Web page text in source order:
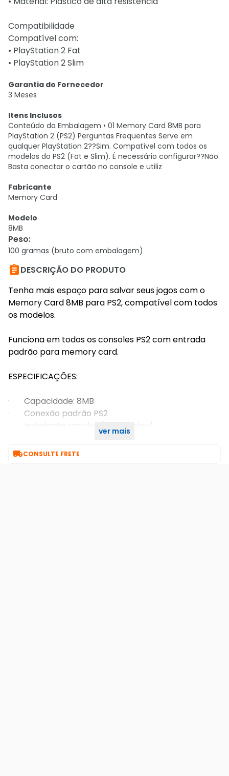
Compatibilidade
Compatível com:
• PlayStation 2 Fat
• PlayStation 2 Slim
Garantia do Fornecedor
3 Meses
Itens Inclusos
Conteúdo da Embalagem • 01 Memory Card 8MB para
PlayStation 2 (PS2) Perguntas Frequentes Serve em
qualquer PlayStation 2??Sim. Compatível com todos os
modelos do PS2 (Fat e Slim). É necessário configurar??Não.
Basta conectar o cartão no console e utiliz
Fabricante
Memory Card
Modelo
8MB
Peso:
100 gramas (bruto com embalagem)
DESCRIÇÃO DO PRODUTO
Tenha mais espaço para salvar seus jogos com o
Memory Card 8MB para PS2, compatível com todos
os modelos.
Funciona em todos os consoles PS2 com entrada
padrão para memory card.
ESPECIFICAÇÕES:
· Capacidade: 8MB
· Conexão padrão PS2
· Instalação simples (plug & play)
ver mais
CONSULTE FRETE